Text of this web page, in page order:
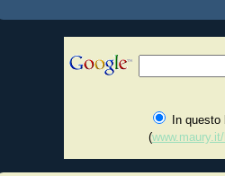
In questo
(